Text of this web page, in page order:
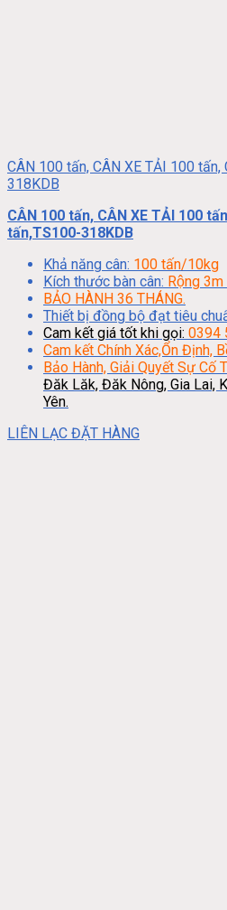
CÂN 100 tấn, CÂN XE TẢI 100
318KDB
CÂN 100 tấn, CÂN XE TẢI 100
tấn,TS100-318KDB
Khả năng cân: 100 tấn/10kg
Kích thước bàn cân: Rộng
BẢO HÀNH 36 THÁNG.
Thiết bị đồng bộ đạt tiêu
Cam kết giá tốt khi gọi: 0394
Cam kết Chính Xác,Ổn Định,
Bảo Hành, Giải Quyết Sự Cố
Đăk Lăk, Đăk Nông, Gia Lai,
Yên.
LIÊN LẠC ĐẶT HÀNG